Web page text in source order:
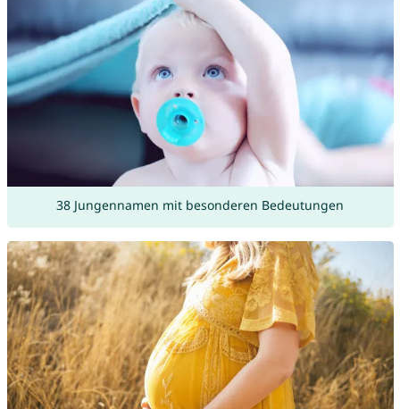
38 Jungennamen mit besonderen Bedeutungen